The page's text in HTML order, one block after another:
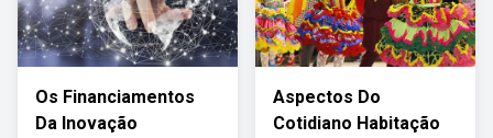
Os Financiamentos
Da Inovação
Aspectos Do
Cotidiano Habitação